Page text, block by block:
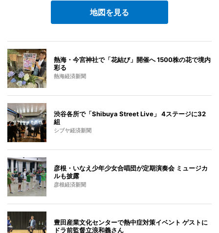
地図を見る
熱海・今宮神社で「花結び」開催へ 1500株の花で境内
彩る
熱海経済新聞
渋谷各所で「Shibuya Street Live」 4ステージに32
組
シブヤ経済新聞
彦根・いなえ少年少女合唱団が定期演奏会 ミュージカ
ルも披露
彦根経済新聞
豊田産業文化センターで熱中症対策イベント ゲストに
ドラ前監督立浪和義さん